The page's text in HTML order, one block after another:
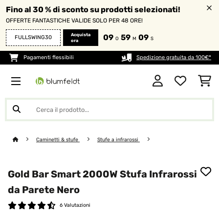
Fino al 30 % di sconto su prodotti selezionati!
OFFERTE FANTASTICHE VALIDE SOLO PER 48 ORE!
FULLSWING30
Acquista
ora
09 O 59 M 07 S
Pagamenti flessibili Spedizione gratuita da 100€*
Caminetti & stufe Stufe a infrarossi
Gold Bar Smart 2000W Stufa Infrarossi
da Parete Nero
6 Valutazioni